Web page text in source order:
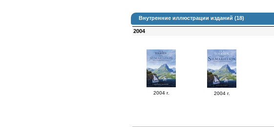
Внутренние иллюстрации изданий (18)
2004
2004 г. 2004 г.